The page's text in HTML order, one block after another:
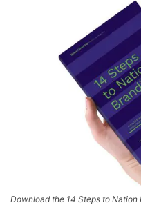
Download the 14 Steps to